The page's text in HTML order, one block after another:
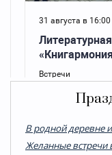
В родной деревне
Желанные встречи